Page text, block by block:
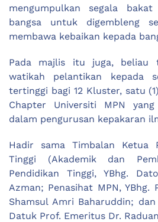
mengumpulkan segala
bangsa untuk digembleng
membawa kebaikan kepada
Pada majlis itu juga, beliau
watikah pelantikan kepada
tertinggi bagi 12 Kluster, satu
Chapter Universiti MPN
dalam pengurusan kepakaran
Hadir sama Timbalan Ketua
Tinggi (Akademik dan
Pendidikan Tinggi, YBhg.
Azman; Penasihat MPN,
Shamsul Amri Baharuddin; dan
Datuk Prof. Emeritus Dr.